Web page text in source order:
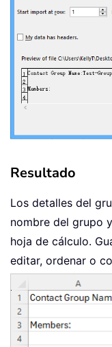
Resultado
Los detalles del
nombre del grupo
hoja de cálculo.
editar, ordenar o